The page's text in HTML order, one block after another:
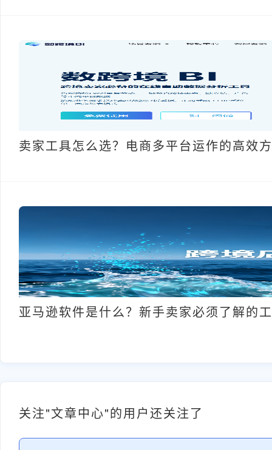
卖家工具怎么选？电商多平台运作的高效
亚马逊软件是什么？新手卖家必须了解的
关注"文章中心"的用户还关注了